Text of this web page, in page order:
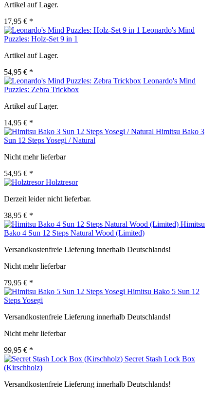
Artikel auf Lager.
17,95 € *
Leonardo's Mind
Puzzles: Holz-Set 9 in 1
Artikel auf Lager.
54,95 € *
Leonardo's Mind
Puzzles: Zebra Trickbox
Artikel auf Lager.
14,95 € *
Himitsu Bako 3
Sun 12 Steps Yosegi / Natural
Nicht mehr lieferbar
54,95 € *
Holztresor
Derzeit leider nicht lieferbar.
38,95 € *
Himitsu
Bako 4 Sun 12 Steps Natural Wood (Limited)
Versandkostenfreie Lieferung innerhalb Deutschlands!
Nicht mehr lieferbar
79,95 € *
Himitsu Bako 5 Sun 12
Steps Yosegi
Versandkostenfreie Lieferung innerhalb Deutschlands!
Nicht mehr lieferbar
99,95 € *
Secret Stash Lock Box
(Kirschholz)
Versandkostenfreie Lieferung innerhalb Deutschlands!